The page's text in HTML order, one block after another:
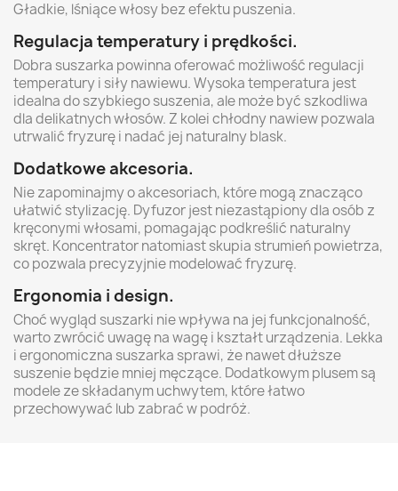
Gładkie, lśniące włosy bez efektu puszenia.
Regulacja temperatury i prędkości.
Dobra suszarka powinna oferować możliwość regulacji
temperatury i siły nawiewu. Wysoka temperatura jest
idealna do szybkiego suszenia, ale może być szkodliwa
dla delikatnych włosów. Z kolei chłodny nawiew pozwala
utrwalić fryzurę i nadać jej naturalny blask.
Dodatkowe akcesoria.
Nie zapominajmy o akcesoriach, które mogą znacząco
ułatwić stylizację. Dyfuzor jest niezastąpiony dla osób z
kręconymi włosami, pomagając podkreślić naturalny
skręt. Koncentrator natomiast skupia strumień powietrza,
co pozwala precyzyjnie modelować fryzurę.
Ergonomia i design.
Choć wygląd suszarki nie wpływa na jej funkcjonalność,
warto zwrócić uwagę na wagę i kształt urządzenia. Lekka
i ergonomiczna suszarka sprawi, że nawet dłuższe
suszenie będzie mniej męczące. Dodatkowym plusem są
modele ze składanym uchwytem, które łatwo
przechowywać lub zabrać w podróż.